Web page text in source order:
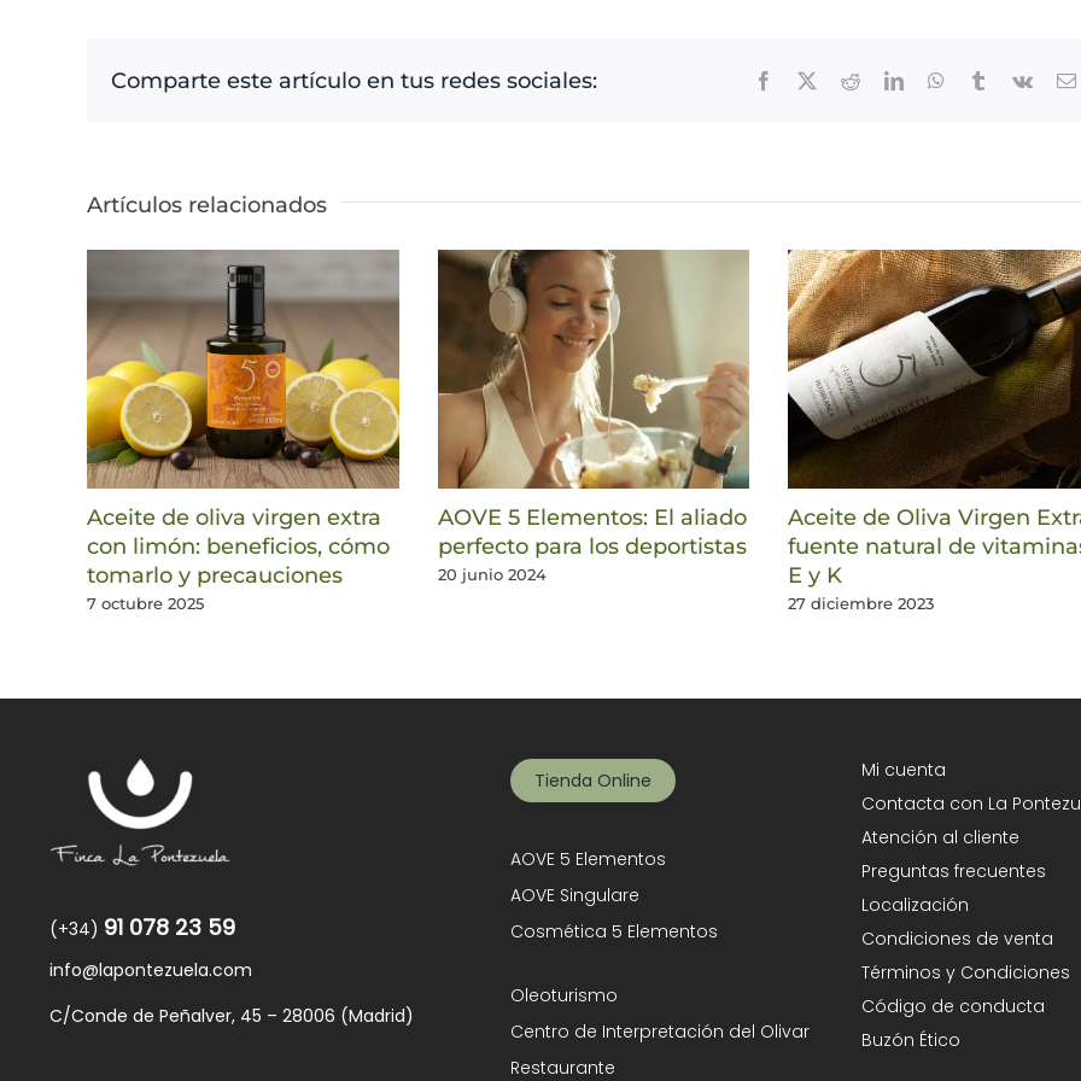
Comparte este artículo en tus redes sociales: Facebook RedditLinkedInWhatsApp
TumblrVk
Artículos relacionados
Aceite de oliva virgen extra
con limón: beneficios, cómo
tomarlo y precauciones
7 octubre 2025
AOVE 5 Elementos: El aliado
perfecto para los deportistas
20 junio 2024
Aceite de Oliva Virgen
fuente natural de
E y K
27 diciembre 2023
(+34) 91 078 23 59
info@lapontezuela.com
C/Conde de Peñalver, 45 – 28006 (Madrid)
Tienda Online
AOVE 5 Elementos
AOVE Singulare
Cosmética 5 Elementos
Oleoturismo
Centro de Interpretación del Olivar
Restaurante
Mi cuenta
Contacta con La
Atención al cliente
Preguntas frecuentes
Localización
Condiciones de venta
Términos y Condiciones
Código de conducta
Buzón Ético